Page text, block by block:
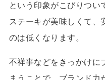
という印象がこびりつい
ステーキが美味しくて、
のは低くなります。
不祥事などをきっかけに
まうことで、ブランド力